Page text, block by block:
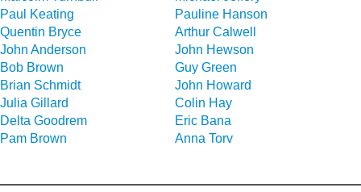
Paul Keating
Pauline Hanson
Quentin Bryce
Arthur Calwell
John Anderson
John Hewson
Bob Brown
Guy Green
Brian Schmidt
John Howard
Julia Gillard
Colin Hay
Delta Goodrem
Eric Bana
Pam Brown
Anna Torv